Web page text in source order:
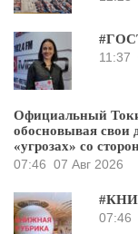
11:37
Официальный
обосновывая свои
«угрозах» со
07:46 07 Авг 2026
07:46